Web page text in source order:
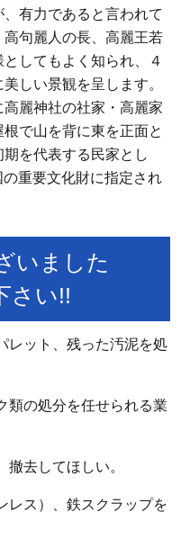
、有力であると言われて
句麗人の長、高麗王若
してもよく知られ、４
しい景観を呈します。
麗神社の社家・高麗家
で山を背に東を正面と
を代表する民家とし
重要文化財に指定され
いました
さい!!
レット、残った汚泥を処
類の処分を任せられる業
去してほしい。
レス）、鉄スクラップを